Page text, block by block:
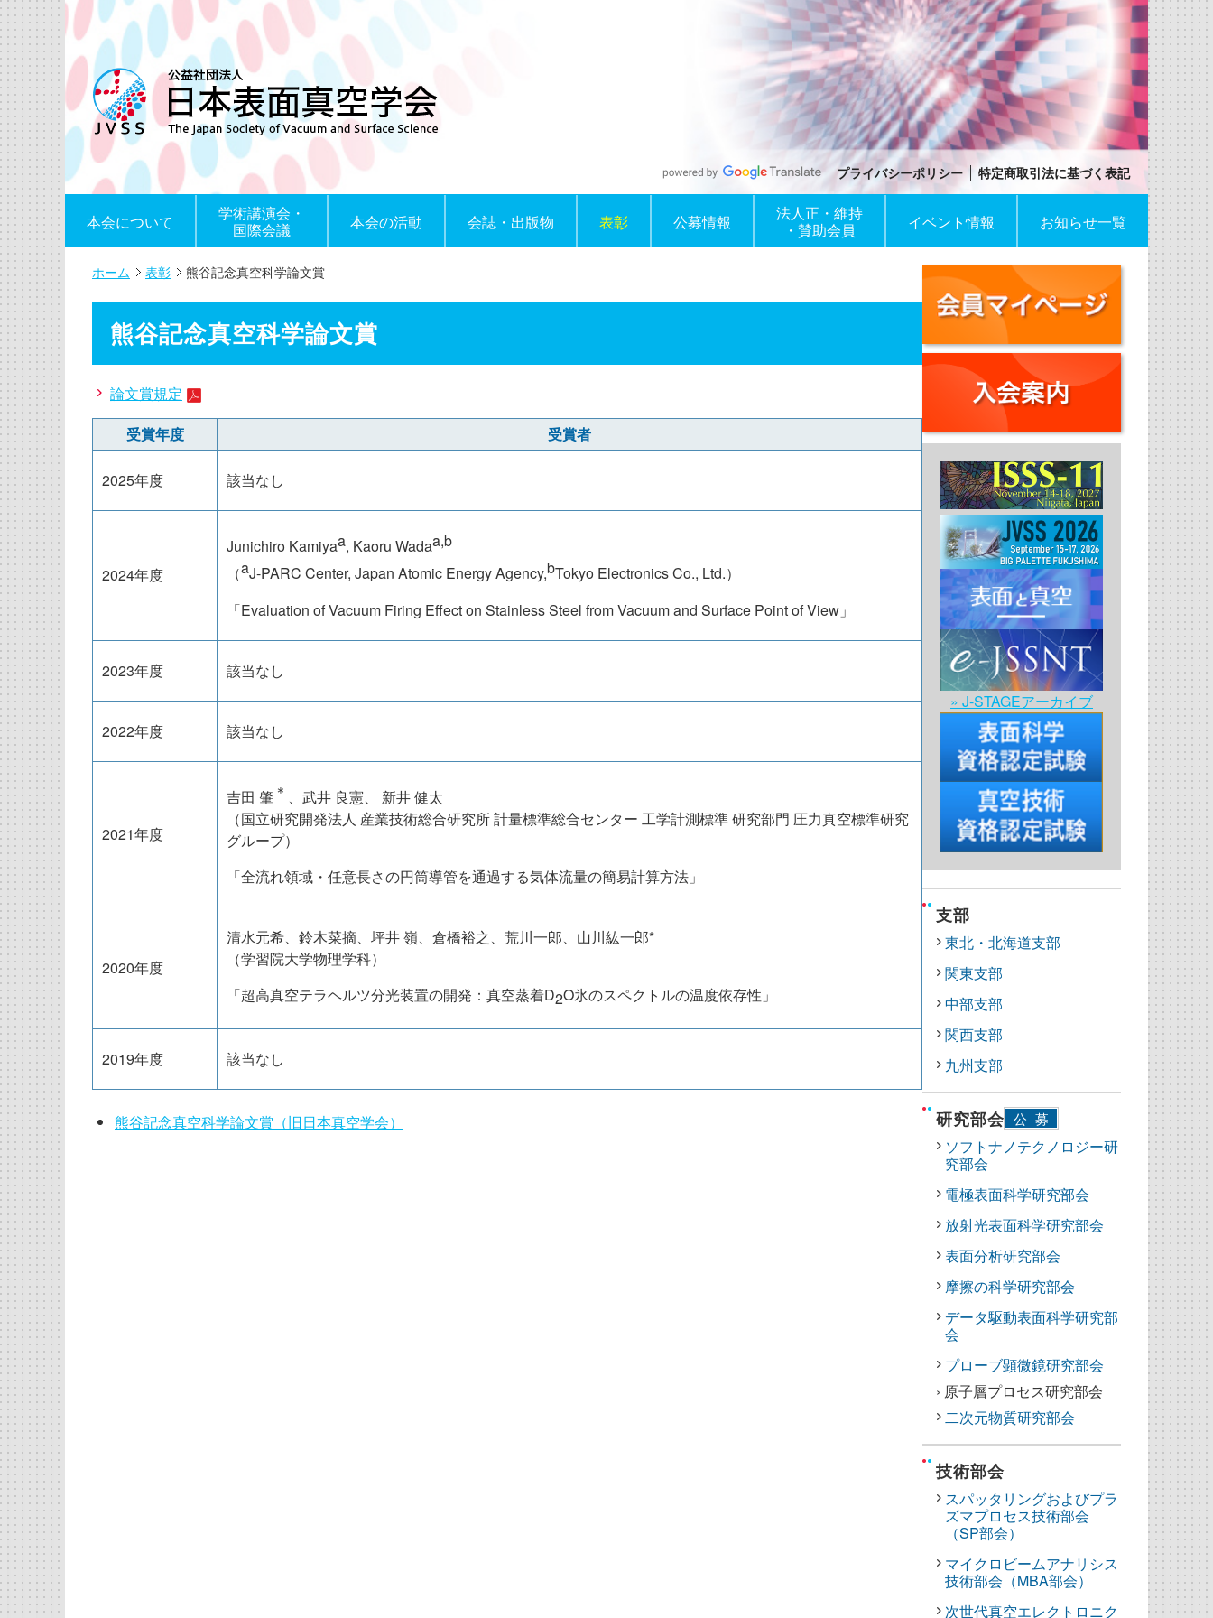
プライバシーポリシー 特定商取引法に基づく表記
本会について
学術講演会・
国際会議
本会の活動 会誌・出版物 表彰 公募情報
法人正・維持
・賛助会員
イベント情報 お知らせ一覧
ホーム 表彰 熊谷記念真空科学論文賞
熊谷記念真空科学論文賞
論文賞規定
受賞年度
受賞者
2025年度 該当なし
2024年度
Junichiro Kamiyaa, Kaoru Wadaa,b
（aJ-PARC Center, Japan Atomic Energy Agency,bTokyo Electronics Co., Ltd.）
「Evaluation of Vacuum Firing Effect on Stainless Steel from Vacuum and Surface Point of View」
2023年度 該当なし
2022年度 該当なし
2021年度
吉田 肇 ＊ 、武井 良憲、 新井 健太
（国立研究開発法人 産業技術総合研究所 計量標準総合センター 工学計測標準 研究部門 圧力真空標準研究
グループ）
「全流れ領域・任意長さの円筒導管を通過する気体流量の簡易計算方法」
2020年度
清水元希、鈴木菜摘、坪井 嶺、倉橋裕之、荒川一郎、山川紘一郎*
（学習院大学物理学科）
「超高真空テラヘルツ分光装置の開発：真空蒸着D2O氷のスペクトルの温度依存性」
2019年度 該当なし
熊谷記念真空科学論文賞（旧日本真空学会）
» J-STAGEアーカイブ
支部
東北・北海道支部
関東支部
中部支部
関西支部
九州支部
研究部会 公募
ソフトナノテクノロジー研
究部会
電極表面科学研究部会
放射光表面科学研究部会
表面分析研究部会
摩擦の科学研究部会
データ駆動表面科学研究部
会
プローブ顕微鏡研究部会
› 原子層プロセス研究部会
二次元物質研究部会
技術部会
スパッタリングおよびプラ
ズマプロセス技術部会
（SP部会）
マイクロビームアナリシス
技術部会（MBA部会）
次世代真空エレクトロニク